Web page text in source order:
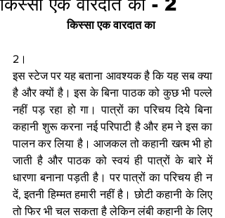
किस्सा एक वारदात का
2।
इस स्टेज पर यह बताना आवश्यक है कि यह सब क्या
है और क्यों है। इस के बिना पाठक को कुछ भी पल्ले
नहीं पड़ रहा हो गा। पात्रों का परिचय दिये बिना
कहानी शुरू करना नई परिपाटी है और हम ने इस का
पालन कर लिया है। आजकल तो कहानी खत्म भी हो
जाती है और पाठक को स्वयं ही पात्रों के बारे में
धारणा बनाना पड़ती है। पर पात्रों का परिचय ही न
दें, इतनी हिम्मत हमारी नहीं है। छोटी कहानी के लिए
तो फिर भी चल सकता है लेकिन लंबी कहानी के लिए